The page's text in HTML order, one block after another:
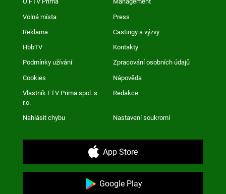
Volná místa Press
Reklama Castingy a výzvy
HbbTV Kontakty
Podmínky užívání Zpracování osobních údajů
Cookies Nápověda
Vlastník FTV Prima spol. s
r.o.
Redakce
Nahlásit chybu Nastavení soukromí
App Store
Google Play